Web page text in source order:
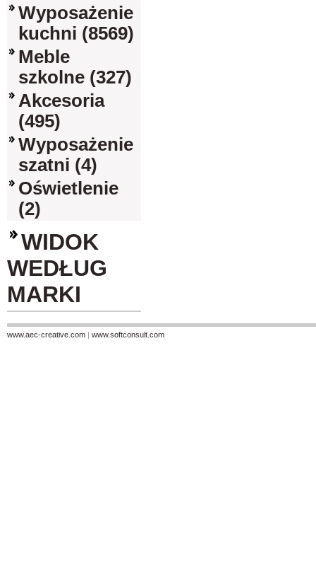
Wyposażenie
kuchni (8569)
Meble
szkolne (327)
Akcesoria
(495)
Wyposażenie
szatni (4)
Oświetlenie
(2)
WIDOK
WEDŁUG
MARKI
www.aec-creative.com | www.softconsult.com